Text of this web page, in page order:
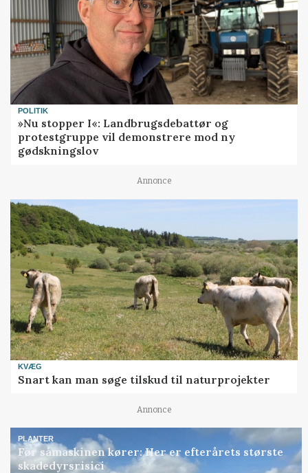
POLITIK
»Nu stopper I«: Landbrugsdebattør og
protestgruppe vil demonstrere mod ny
gødskningslov
Annonce
KVÆG
Snart kan man søge tilskud til naturprojekter
Annonce
PLANTER
Før såmaskinen kører: Her er efterårets største
skadedyrsrisici